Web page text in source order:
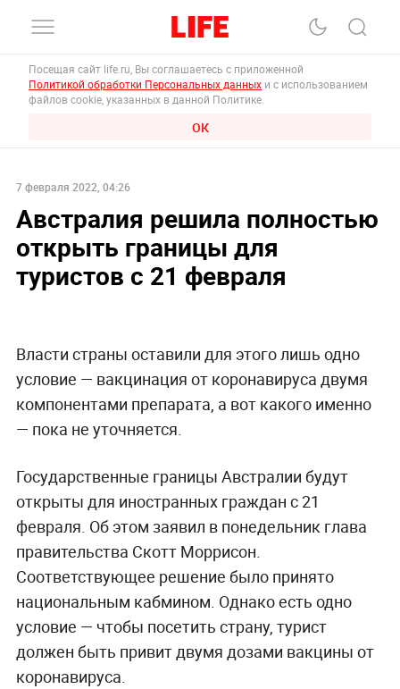
Посещая сайт life.ru, Вы соглашаетесь с приложенной
Политикой обработки Персональных данных и с использованием
файлов cookie, указанных в данной Политике.
ОК
7 февраля 2022, 04:26
Австралия решила полностью
открыть границы для
туристов с 21 февраля
Власти страны оставили для этого лишь одно
условие — вакцинация от коронавируса двумя
компонентами препарата, а вот какого именно
— пока не уточняется.
Государственные границы Австралии будут
открыты для иностранных граждан с 21
февраля. Об этом заявил в понедельник глава
правительства Скотт Моррисон.
Соответствующее решение было принято
национальным кабмином. Однако есть одно
условие — чтобы посетить страну, турист
должен быть привит двумя дозами вакцины от
коронавируса.